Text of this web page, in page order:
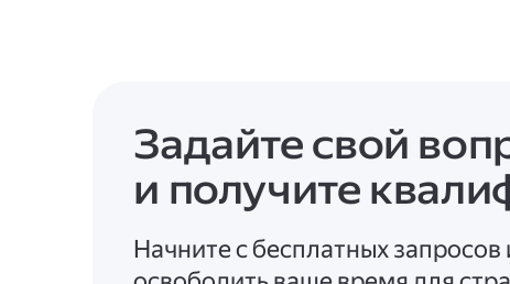
Задайте свой
и получите
Начните с бесплатных